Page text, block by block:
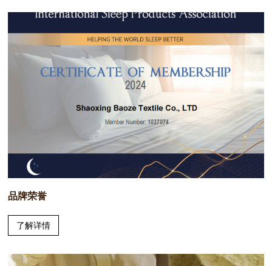
品牌荣誉
了解详情